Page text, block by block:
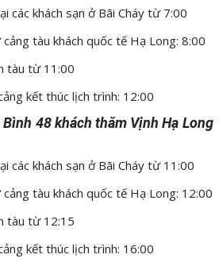
các khách sạn ở Bãi Cháy từ 7:00
tàu khách quốc tế Hạ Long: 8:00
tàu từ 11:00
kết thúc lịch trình: 12:00
48 khách thăm Vịnh Hạ Long
các khách sạn ở Bãi Cháy từ 11:00
tàu khách quốc tế Hạ Long: 12:00
tàu từ 12:15
kết thúc lịch trình: 16:00